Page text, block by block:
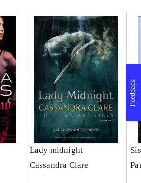
Lady midnight
Cassandra Clare
Feedback